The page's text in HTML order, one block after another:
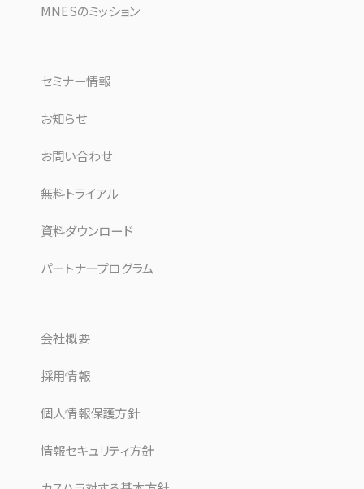
MNESのミッション
セミナー情報
お知らせ
お問い合わせ
無料トライアル
資料ダウンロード
パートナープログラム
会社概要
採用情報
個人情報保護方針
情報セキュリティ方針